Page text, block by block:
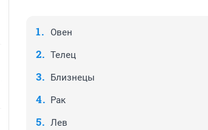
Овен
Телец
Близнецы
Рак
Лев